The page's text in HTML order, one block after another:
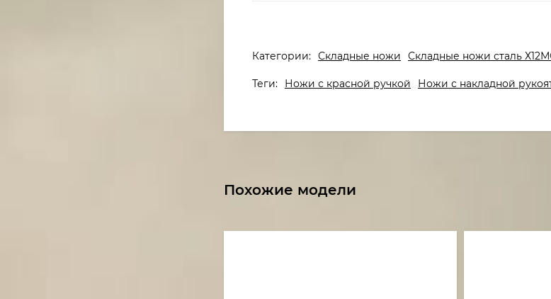
Категории: Складные ножи Складные ножи сталь
Теги: Ножи с красной ручкой Ножи с накладной
Похожие модели